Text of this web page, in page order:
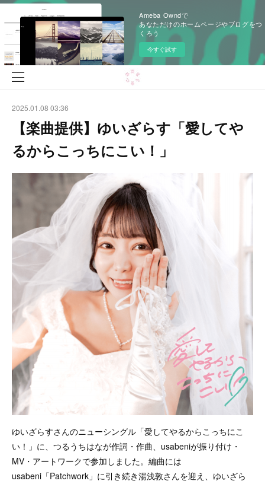
Ameba Owndで
あなただけのホームページやブログをつ
くろう
今すぐ試す
2025.01.08 03:36
【楽曲提供】ゆいざらす「愛してや
るからこっちにこい！」
ゆいざらすさんのニューシングル「愛してやるからこっちにこ
い！」に、つるうちはなが作詞・作曲、usabeniが振り付け・
MV・アートワークで参加しました。編曲には
usabeni「Patchwork」に引き続き湯浅敦さんを迎え、ゆいざら